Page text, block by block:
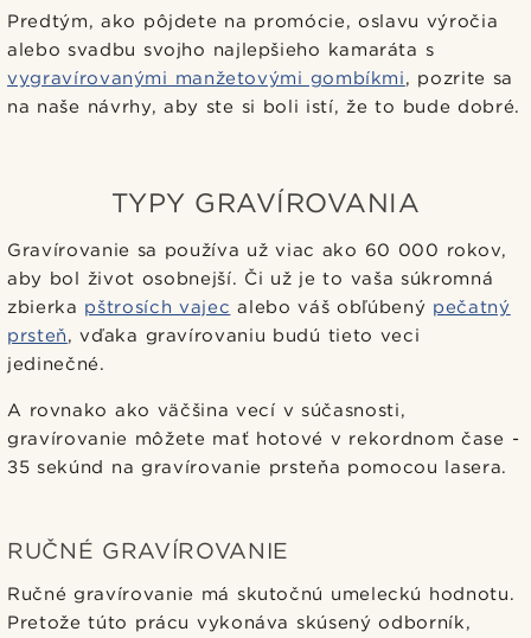
Predtým, ako pôjdete na promócie, oslavu výročia
alebo svadbu svojho najlepšieho kamaráta s
vygravírovanými manžetovými gombíkmi, pozrite sa
na naše návrhy, aby ste si boli istí, že to bude dobré.
TYPY GRAVÍROVANIA
Gravírovanie sa používa už viac ako 60 000 rokov,
aby bol život osobnejší. Či už je to vaša súkromná
zbierka pštrosích vajec alebo váš obľúbený pečatný
prsteň, vďaka gravírovaniu budú tieto veci
jedinečné.
A rovnako ako väčšina vecí v súčasnosti,
gravírovanie môžete mať hotové v rekordnom čase -
35 sekúnd na gravírovanie prsteňa pomocou lasera.
RUČNÉ GRAVÍROVANIE
Ručné gravírovanie má skutočnú umeleckú hodnotu.
Pretože túto prácu vykonáva skúsený odborník,